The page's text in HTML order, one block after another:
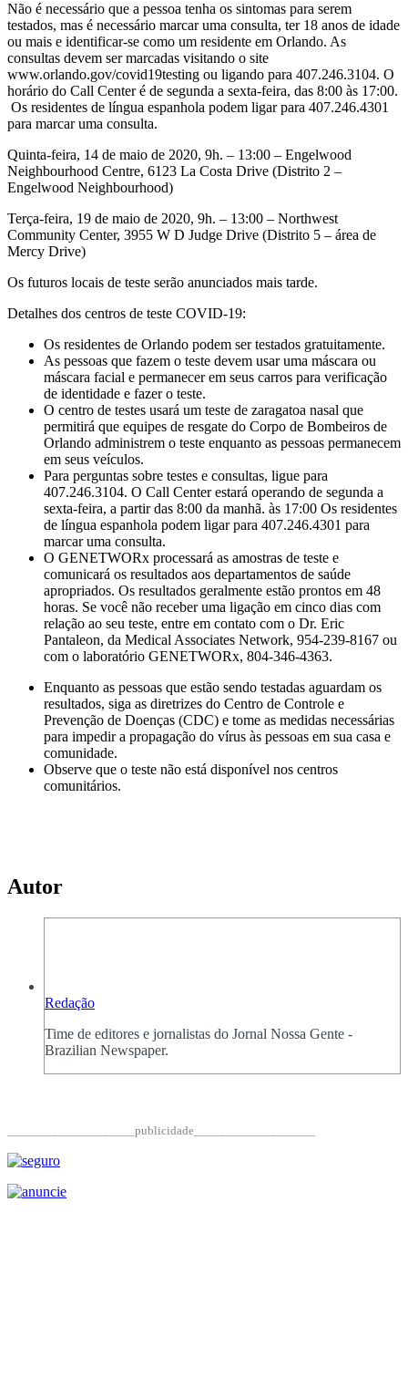
Não é necessário que a pessoa tenha os sintomas para serem
testados, mas é necessário marcar uma consulta, ter 18 anos de idade
ou mais e identificar-se como um residente em Orlando. As
consultas devem ser marcadas visitando o site
www.orlando.gov/covid19testing ou ligando para 407.246.3104. O
horário do Call Center é de segunda a sexta-feira, das 8:00 às 17:00.
Os residentes de língua espanhola podem ligar para 407.246.4301
para marcar uma consulta.
Quinta-feira, 14 de maio de 2020, 9h. – 13:00 – Engelwood
Neighbourhood Centre, 6123 La Costa Drive (Distrito 2 –
Engelwood Neighbourhood)
Terça-feira, 19 de maio de 2020, 9h. – 13:00 – Northwest
Community Center, 3955 W D Judge Drive (Distrito 5 – área de
Mercy Drive)
Os futuros locais de teste serão anunciados mais tarde.
Detalhes dos centros de teste COVID-19:
Os residentes de Orlando podem ser testados gratuitamente.
As pessoas que fazem o teste devem usar uma máscara ou
máscara facial e permanecer em seus carros para verificação
de identidade e fazer o teste.
O centro de testes usará um teste de zaragatoa nasal que
permitirá que equipes de resgate do Corpo de Bombeiros de
Orlando administrem o teste enquanto as pessoas permanecem
em seus veículos.
Para perguntas sobre testes e consultas, ligue para
407.246.3104. O Call Center estará operando de segunda a
sexta-feira, a partir das 8:00 da manhã. às 17:00 Os residentes
de língua espanhola podem ligar para 407.246.4301 para
marcar uma consulta.
O GENETWORx processará as amostras de teste e
comunicará os resultados aos departamentos de saúde
apropriados. Os resultados geralmente estão prontos em 48
horas. Se você não receber uma ligação em cinco dias com
relação ao seu teste, entre em contato com o Dr. Eric
Pantaleon, da Medical Associates Network, 954-239-8167 ou
com o laboratório GENETWORx, 804-346-4363.
Enquanto as pessoas que estão sendo testadas aguardam os
resultados, siga as diretrizes do Centro de Controle e
Prevenção de Doenças (CDC) e tome as medidas necessárias
para impedir a propagação do vírus às pessoas em sua casa e
comunidade.
Observe que o teste não está disponível nos centros
comunitários.
Autor
Redação
Time de editores e jornalistas do Jornal Nossa Gente -
Brazilian Newspaper.
____________________publicidade___________________